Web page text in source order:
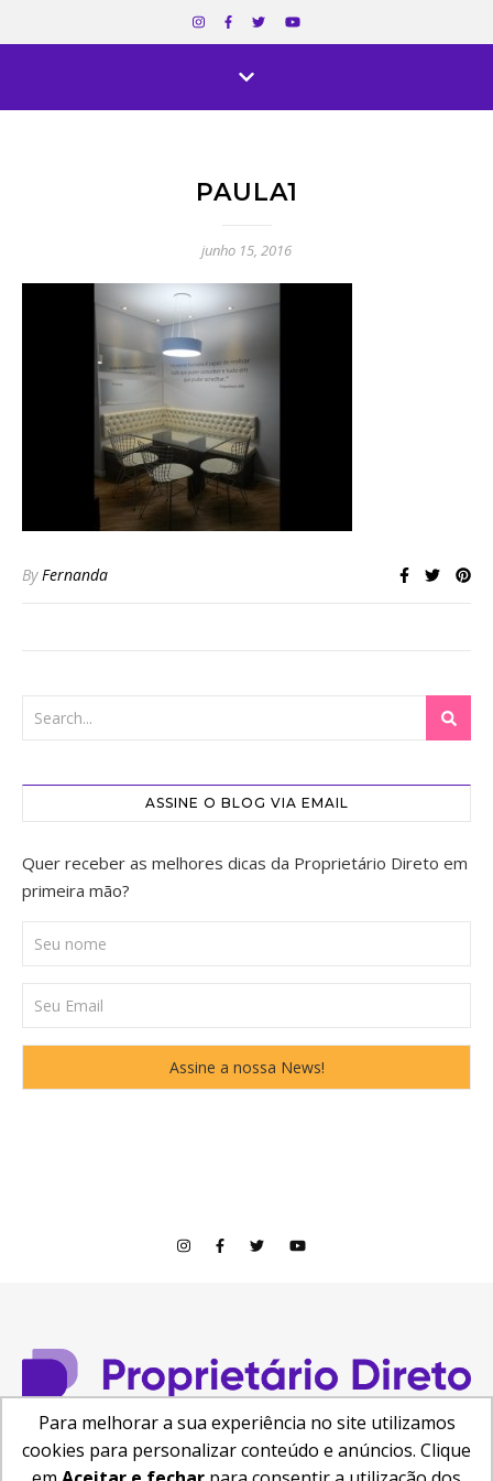
PAULA1
junho 15, 2016
ByFernanda
ASSINE O BLOG VIA EMAIL
Quer receber as melhores dicas da Proprietário Direto em
primeira mão?
© Copyright 2026
Para melhorar a sua experiência no site utilizamos
cookies para personalizar conteúdo e anúncios. Clique